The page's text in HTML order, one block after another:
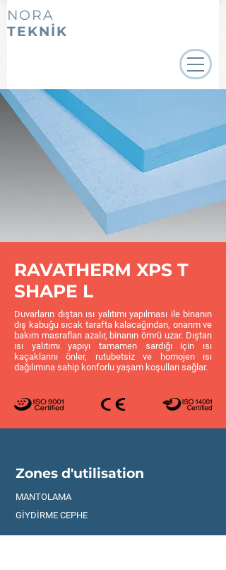
NORA
TEKNİK
RAVATHERM XPS T
SHAPE L
Duvarların dıştan ısı yalıtımı yapılması ile binanın
dış kabuğu sıcak tarafta kalacağından, onarım ve
bakım masrafları azalır, binanın ömrü uzar. Dıştan
ısı yalıtımı yapıyı tamamen sardığı için ısı
kaçaklarını önler, rutubetsiz ve homojen ısı
dağılımına sahip konforlu yaşam koşulları sağlar.
Zones d'utilisation
MANTOLAMA
GİYDİRME CEPHE